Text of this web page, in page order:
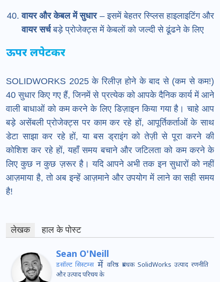
वायर और केबल में सुधार– इसमें बेहतर स्प्लिस हाइलाइटिंग और
वायर सर्चबड़े प्रोजेक्ट्स में केबलों को जल्दी से ढूंढने के लिए
ऊपर लपेटकर
SOLIDWORKS 2025 के रिलीज़ होने के बाद से (कम से कम!)
40 सुधार किए गए हैं, जिनमें से प्रत्येक को आपके दैनिक कार्य में आने
वाली बाधाओं को कम करने के लिए डिज़ाइन किया गया है। चाहे आप
बड़े असेंबली प्रोजेक्ट्स पर काम कर रहे हों, आपूर्तिकर्ताओं के साथ
डेटा साझा कर रहे हों, या बस ड्राइंग को तेज़ी से पूरा करने की
कोशिश कर रहे हों, यहाँ समय बचाने और जटिलता को कम करने के
लिए कुछ न कुछ ज़रूर है। यदि आपने अभी तक इन सुधारों को नहीं
आज़माया है, तो अब इन्हें आज़माने और उपयोग में लाने का सही समय
है!
लेखक हाल के पोस्ट
Sean O'Neill
डसॉल्ट सिस्टम्समेंवरिष्ठ प्रबंधक SolidWorks उत्पाद रणनीति
और उत्पाद परिचय के